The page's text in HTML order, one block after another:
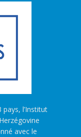
l’Institut
avec le